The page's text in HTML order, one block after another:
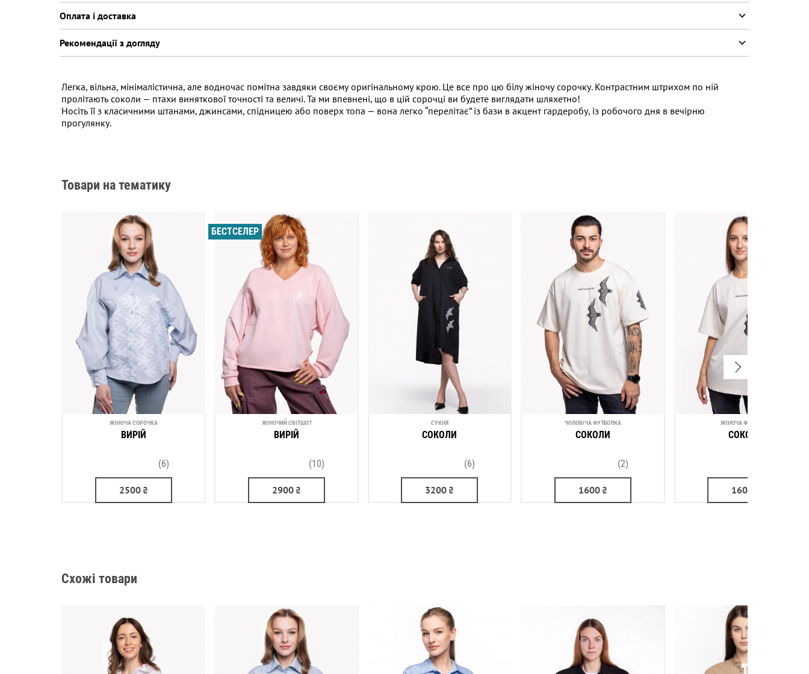
Оплата і доставка
Рекомендації з догляду
Легка, вільна, мінімалістична, але водночас помітна завдяки своєму оригінальному крою. Це все про цю білу жіночу сорочку. Контрастним штрихом по ній
пролітають соколи — птахи виняткової точності та величі. Та ми впевнені, що в цій сорочці ви будете виглядати шляхетно!
Носіть її з класичними штанами, джинсами, спідницею або поверх топа — вона легко “перелітає” із бази в акцент гардеробу, із робочого дня в вечірню
прогулянку.
Товари на тематику
ЖІНОЧА СОРОЧКА
ВИРІЙ
(6)
2500₴
БЕСТСЕЛЕР
ЖІНОЧИЙ СВІТШОТ
ВИРІЙ
(10)
2900₴
СУКНЯ
СОКОЛИ
(6)
3200₴
ЧОЛОВІЧА ФУТБОЛКА
СОКОЛИ
(2)
1600₴
ЖІНОЧА ФУТБОЛКА
СОКОЛИ
1600
Схожі товари